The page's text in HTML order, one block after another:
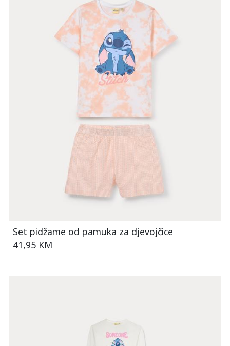
Set pidžame od pamuka za djevojčice
41,95 KM